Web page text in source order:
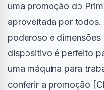
uma promoção do
aproveitada por todos.
poderoso e dimensões
dispositivo é perfeito
uma máquina para
conferir a promoção [